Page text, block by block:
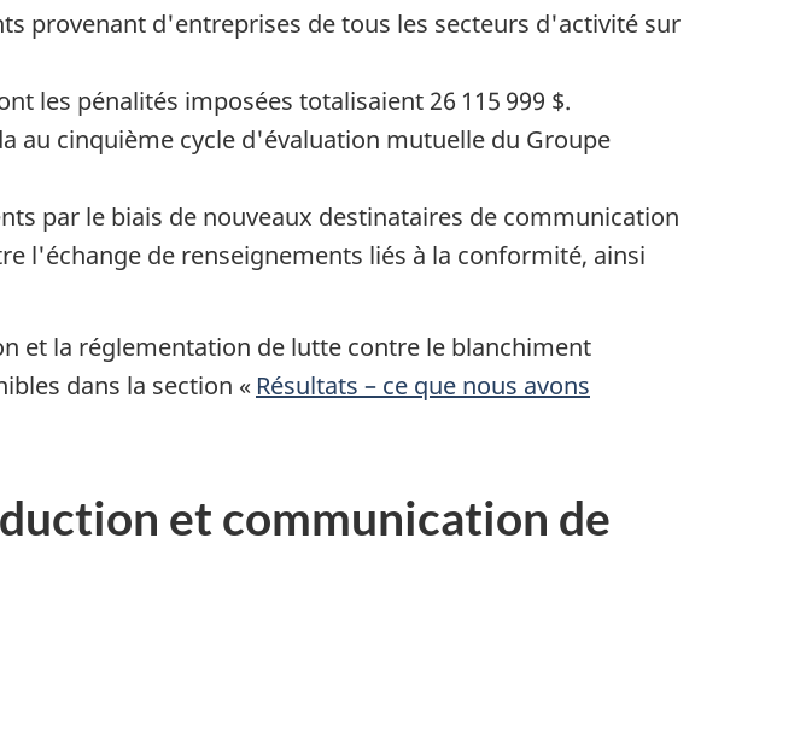
provenant d'entreprises de tous les secteurs d'activité sur
les pénalités imposées totalisaient 26 115 999 $.
au cinquième cycle d'évaluation mutuelle du Groupe
par le biais de nouveaux destinataires de communication
l'échange de renseignements liés à la conformité, ainsi
et la réglementation de lutte contre le blanchiment
dans la section « Résultats – ce que nous avons
et communication de